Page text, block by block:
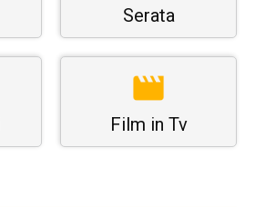
Serata
Film in Tv